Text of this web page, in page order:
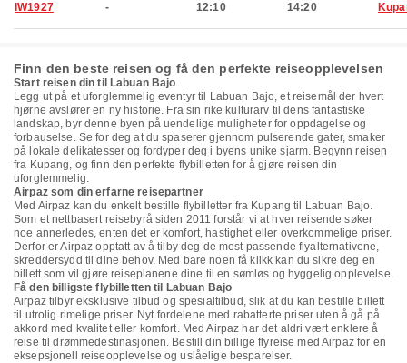
IW1927 - 12:10 14:20
Finn den beste reisen og få den perfekte reiseopplevelsen
Start reisen din til Labuan Bajo
Legg ut på et uforglemmelig eventyr til Labuan Bajo, et reisemål der hvert
hjørne avslører en ny historie. Fra sin rike kulturarv til dens fantastiske
landskap, byr denne byen på uendelige muligheter for oppdagelse og
forbauselse. Se for deg at du spaserer gjennom pulserende gater, smaker
på lokale delikatesser og fordyper deg i byens unike sjarm. Begynn reisen
fra Kupang, og finn den perfekte flybilletten for å gjøre reisen din
uforglemmelig.
Airpaz som din erfarne reisepartner
Med Airpaz kan du enkelt bestille flybilletter fra Kupang til Labuan Bajo.
Som et nettbasert reisebyrå siden 2011 forstår vi at hver reisende søker
noe annerledes, enten det er komfort, hastighet eller overkommelige priser.
Derfor er Airpaz opptatt av å tilby deg de mest passende flyalternativene,
skreddersydd til dine behov. Med bare noen få klikk kan du sikre deg en
billett som vil gjøre reiseplanene dine til en sømløs og hyggelig opplevelse.
Få den billigste flybilletten til Labuan Bajo
Airpaz tilbyr eksklusive tilbud og spesialtilbud, slik at du kan bestille billett
til utrolig rimelige priser. Nyt fordelene med rabatterte priser uten å gå på
akkord med kvalitet eller komfort. Med Airpaz har det aldri vært enklere å
reise til drømmedestinasjonen. Bestill din billige flyreise med Airpaz for en
eksepsjonell reiseopplevelse og uslåelige besparelser.